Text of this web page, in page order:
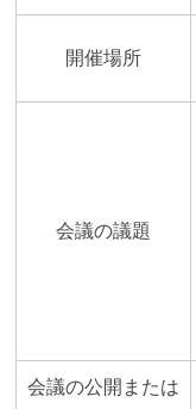
開催場所
会議の議題
会議の公開または